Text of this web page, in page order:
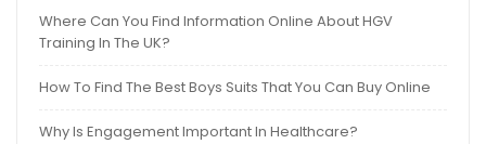
Where Can You Find Information Online About HGV
Training In The UK?
How To Find The Best Boys Suits That You Can Buy Online
Why Is Engagement Important In Healthcare?